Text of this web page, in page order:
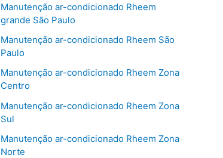
Manutenção ar-condicionado Rheem
grande São Paulo
Manutenção ar-condicionado Rheem São
Paulo
Manutenção ar-condicionado Rheem Zona
Centro
Manutenção ar-condicionado Rheem Zona
Sul
Manutenção ar-condicionado Rheem Zona
Norte